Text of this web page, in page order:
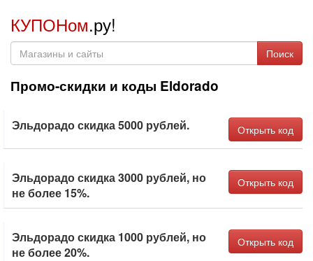
КУПОНом.ру!
Поиск
Промо-скидки и коды Eldorado
Эльдорадо скидка 5000 рублей. Открыть код
Эльдорадо скидка 3000 рублей, но
не более 15%.
Открыть код
Эльдорадо скидка 1000 рублей, но
не более 20%.
Открыть код